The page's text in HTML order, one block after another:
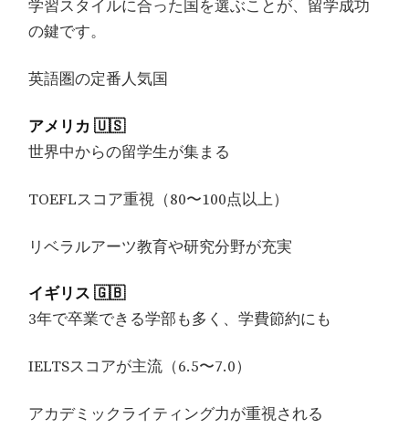
学習スタイルに合った国を選ぶことが、留学成功
の鍵です。
英語圏の定番人気国
アメリカ 🇺🇸
世界中からの留学生が集まる
TOEFLスコア重視（80〜100点以上）
リベラルアーツ教育や研究分野が充実
イギリス 🇬🇧
3年で卒業できる学部も多く、学費節約にも
IELTSスコアが主流（6.5〜7.0）
アカデミックライティング力が重視される